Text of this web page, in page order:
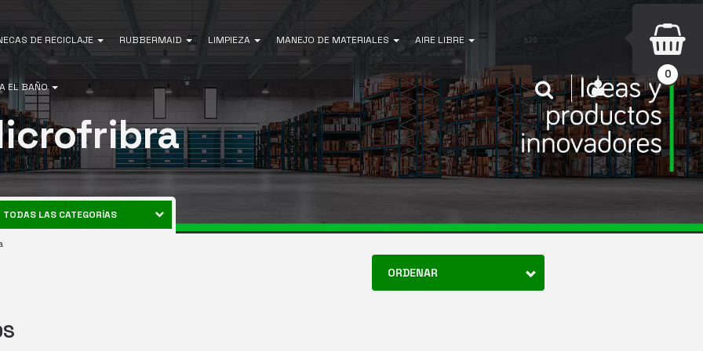
DE RECICLAJE RUBBERMAID LIMPIEZA MANEJO DE MATERIALES AIRE LIBRE
EL BAÑO INICIAR SESIÓN
Buscar
0
TODAS LAS CATEGORÍAS
MANEJO DE MATERIALES
ORDENAR